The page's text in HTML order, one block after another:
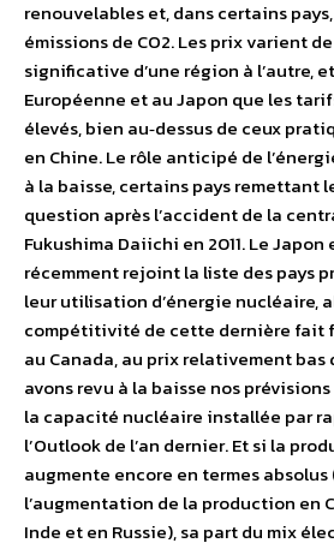
renouvelables et, dans certains
émissions de CO2. Les prix varient
significative d’une région à l’autre,
Européenne et au Japon que les
élevés, bien au‐dessus de ceux
en Chine. Le rôle anticipé de
à la baisse, certains pays remettant
question après l’accident de la
Fukushima Daiichi en 2011. Le
récemment rejoint la liste des pays
leur utilisation d’énergie nucléaire,
compétitivité de cette dernière fait
au Canada, au prix relativement bas
avons revu à la baisse nos
la capacité nucléaire installée par
l’Outlook de l’an dernier. Et si la
augmente encore en termes absolus
l’augmentation de la production en
Inde et en Russie), sa part du mix